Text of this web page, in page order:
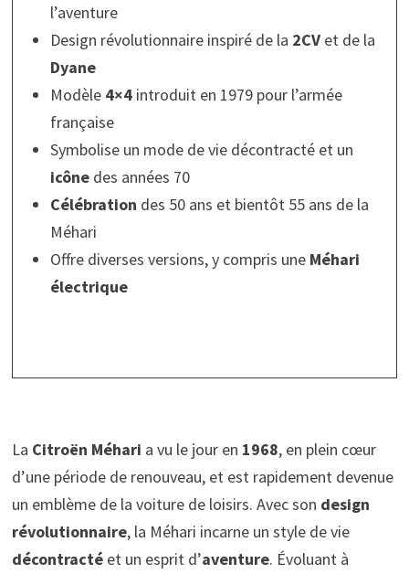
l’aventure
Design révolutionnaire inspiré de la 2CVet de la
Dyane
Modèle 4×4introduit en 1979 pour l’armée
française
Symbolise un mode de vie décontracté et un
icônedes années 70
Célébration des 50 ans et bientôt 55 ans de la
Méhari
Offre diverses versions, y compris une Méhari
électrique
La Citroën Méhari a vu le jour en 1968, en plein cœur
d’une période de renouveau, et est rapidement devenue
un emblème de la voiture de loisirs. Avec son design
révolutionnaire, la Méhari incarne un style de vie
décontractéet un esprit d’aventure. Évoluant à